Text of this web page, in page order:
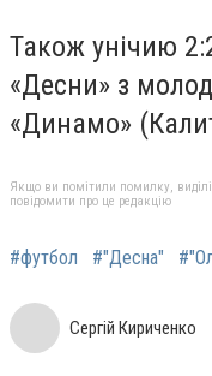
Також унічию
«Десни» з
«Динамо»
Якщо ви помітили помилку,
повідомити про це редакцію
#футбол #"Десна"
Сергій Кириченко